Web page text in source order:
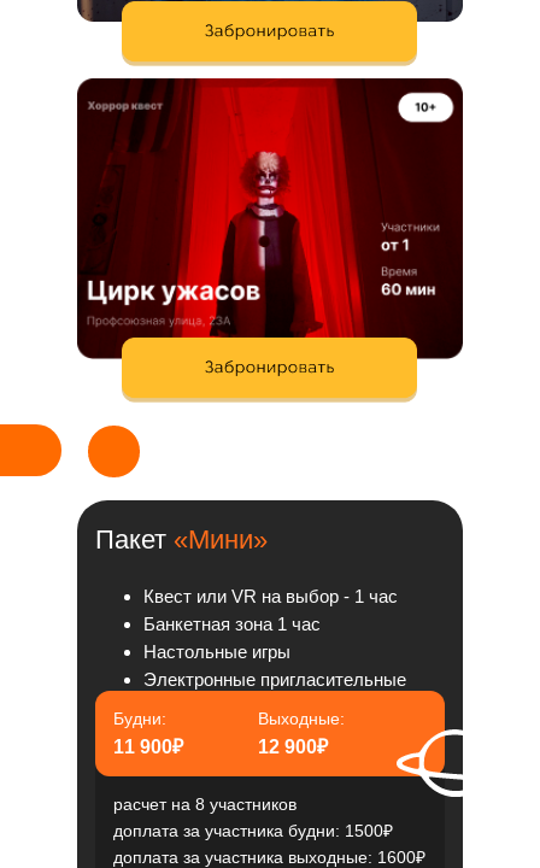
Пакет «Мини»
Квест или VR на выбор - 1 час
Банкетная зона 1 час
Настольные игры
Электронные пригласительные
Будни: Выходные:
11 900₽ 12 900₽
расчет на 8 участников
доплата за участника будни: 1500₽
доплата за участника выходные: 1600₽